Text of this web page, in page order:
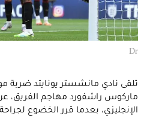
Dr
تلقى نادي مانشستر يونايتد ضربة
ماركوس راشفورد مهاجم الفريق،
الإنجليزي، بعدما قرر الخضوع